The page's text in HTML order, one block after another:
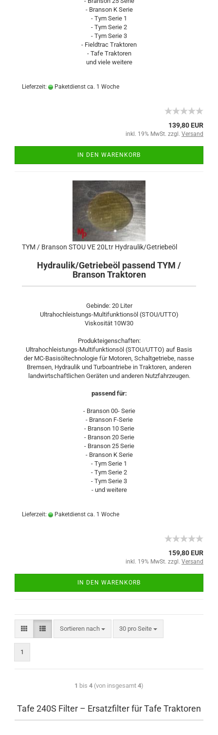
- Branson K Serie
- Tym Serie 1
- Tym Serie 2
- Tym Serie 3
- Fieldtrac Traktoren
- Tafe Traktoren
und viele weitere
Lieferzeit: Paketdienst ca. 1 Woche
139,80 EUR
inkl. 19% MwSt. zzgl. Versand
IN DEN WARENKORB
TYM / Branson STOU VE 20Ltr Hydraulik/Getriebeöl
Hydraulik/Getriebeöl passend TYM /
Branson Traktoren
Gebinde: 20 Liter
Ultrahochleistungs-Multifunktionsöl (STOU/UTTO)
Viskosität 10W30
Produkteigenschaften:
Ultrahochleistungs-Multifunktionsöl (STOU/UTTO) auf Basis
der MC-Basisöltechnologie für Motoren, Schaltgetriebe, nasse
Bremsen, Hydraulik und Turboantriebe in Traktoren, anderen
landwirtschaftlichen Geräten und anderen Nutzfahrzeugen.
passend für:
- Branson 00- Serie
- Branson F-Serie
- Branson 10 Serie
- Branson 20 Serie
- Branson 25 Serie
- Branson K Serie
- Tym Serie 1
- Tym Serie 2
- Tym Serie 3
- und weitere
Lieferzeit: Paketdienst ca. 1 Woche
159,80 EUR
inkl. 19% MwSt. zzgl. Versand
IN DEN WARENKORB
Sortieren nach 30 pro Seite
1
1 bis 4 (von insgesamt 4)
Tafe 240S Filter – Ersatzfilter für Tafe Traktoren